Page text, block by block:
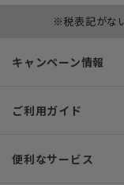
※税表記がな
キャンペーン情報
ご利用ガイド
便利なサービス